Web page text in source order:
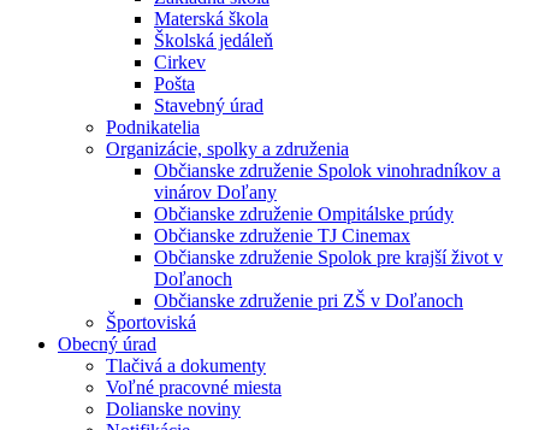
Materská škola
Školská jedáleň
Cirkev
Pošta
Stavebný úrad
Podnikatelia
Organizácie, spolky a združenia
Občianske združenie Spolok vinohradníkov a
vinárov Doľany
Občianske združenie Ompitálske prúdy
Občianske združenie TJ Cinemax
Občianske združenie Spolok pre krajší život v
Doľanoch
Občianske združenie pri ZŠ v Doľanoch
Športoviská
Obecný úrad
Tlačivá a dokumenty
Voľné pracovné miesta
Dolianske noviny